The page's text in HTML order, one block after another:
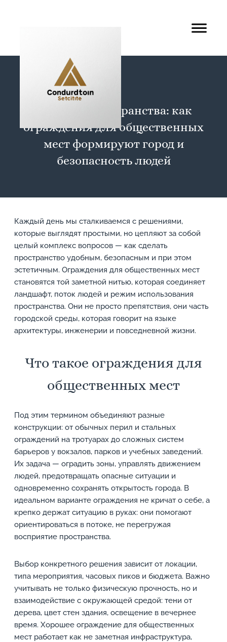
Границы пространства: как
ограждения для общественных
мест формируют город и
безопасность людей
Каждый день мы сталкиваемся с решениями,
которые выглядят простыми, но цепляют за собой
целый комплекс вопросов — как сделать
пространство удобным, безопасным и при этом
эстетичным. Ограждения для общественных мест
становятся той заметной нитью, которая соединяет
ландшафт, поток людей и режим использования
пространства. Они не просто препятствия, они часть
городской среды, которая говорит на языке
архитектуры, инженерии и повседневной жизни.
Что такое ограждения для
общественных мест
Под этим термином объединяют разные
конструкции: от обычных перил и стальных
ограждений на тротуарах до сложных систем
барьеров у вокзалов, парков и учебных заведений.
Их задача — оградить зоны, управлять движением
людей, предотвращать опасные ситуации и
одновременно сохранять открытость города. В
идеальном варианте ограждения не кричат о себе, а
крепко держат ситуацию в руках: они помогают
ориентироваться в потоке, не перегружая
восприятие пространства.
Выбор конкретного решения зависит от локации,
типа мероприятия, часовых пиков и бюджета. Важно
учитывать не только физическую прочность, но и
взаимодействие с окружающей средой: тени от
дерева, цвет стен здания, освещение в вечернее
время. Хорошее ограждение для общественных
мест работает как не заметная инфраструктура,